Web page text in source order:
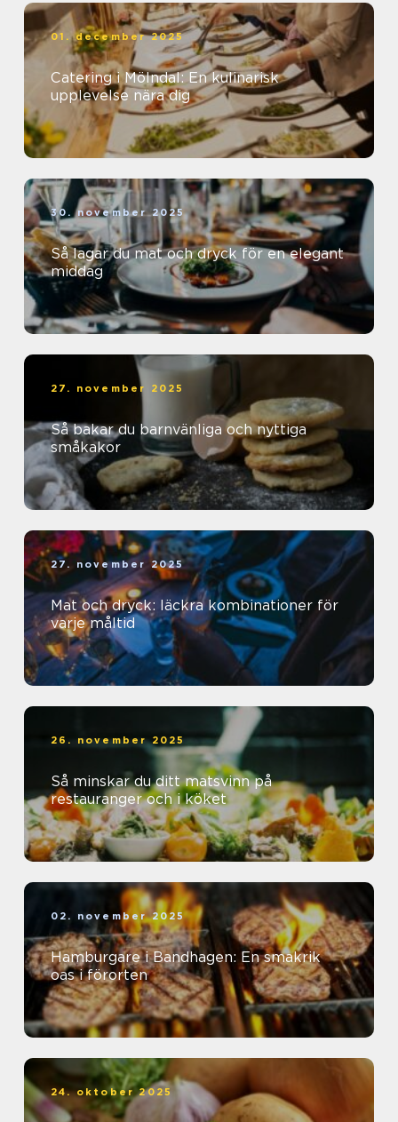
01. december 2025
Catering i Mölndal: En kulinarisk
upplevelse nära dig
30. november 2025
Så lagar du mat och dryck för en elegant
middag
27. november 2025
Så bakar du barnvänliga och nyttiga
småkakor
27. november 2025
Mat och dryck: läckra kombinationer för
varje måltid
26. november 2025
Så minskar du ditt matsvinn på
restauranger och i köket
02. november 2025
Hamburgare i Bandhagen: En smakrik
oas i förorten
24. oktober 2025